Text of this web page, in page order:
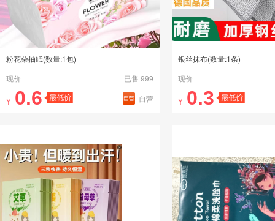
粉花朵抽纸(数量:1包)
现价
已售 999
¥ 0.6 自营
银丝抹布(数量:1条)
现价
¥ 0.3